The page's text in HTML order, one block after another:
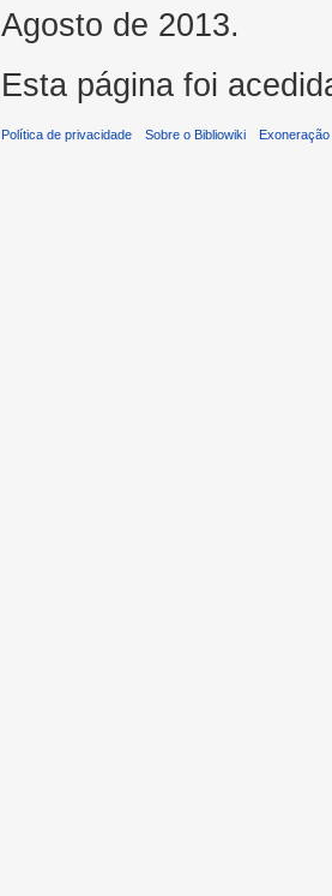
Agosto de 2013.
Esta página foi
Política de privacidade Sobre o Bibliowiki